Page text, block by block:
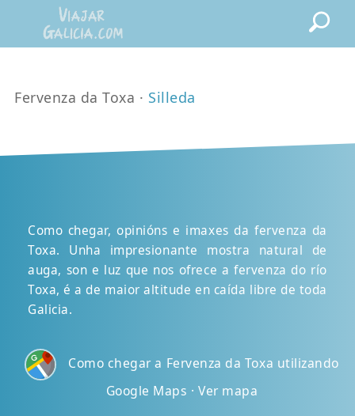
Fervenza da Toxa · Silleda
Como chegar, opinións e imaxes da fervenza da
Toxa. Unha impresionante mostra natural de
auga, son e luz que nos ofrece a fervenza do río
Toxa, é a de maior altitude en caída libre de toda
Galicia.
Como chegar a Fervenza da Toxa utilizando
Google Maps · Ver mapa